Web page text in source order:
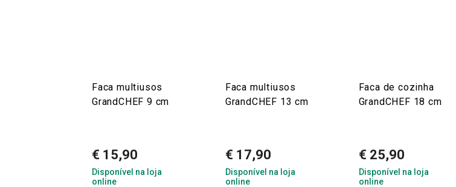
Faca multiusos
GrandCHEF 9 cm
€ 15,90
Disponível na loja
online
Faca multiusos
GrandCHEF 13 cm
€ 17,90
Disponível na loja
online
Faca de cozinha
GrandCHEF 18 cm
€ 25,90
Disponível na loja
online